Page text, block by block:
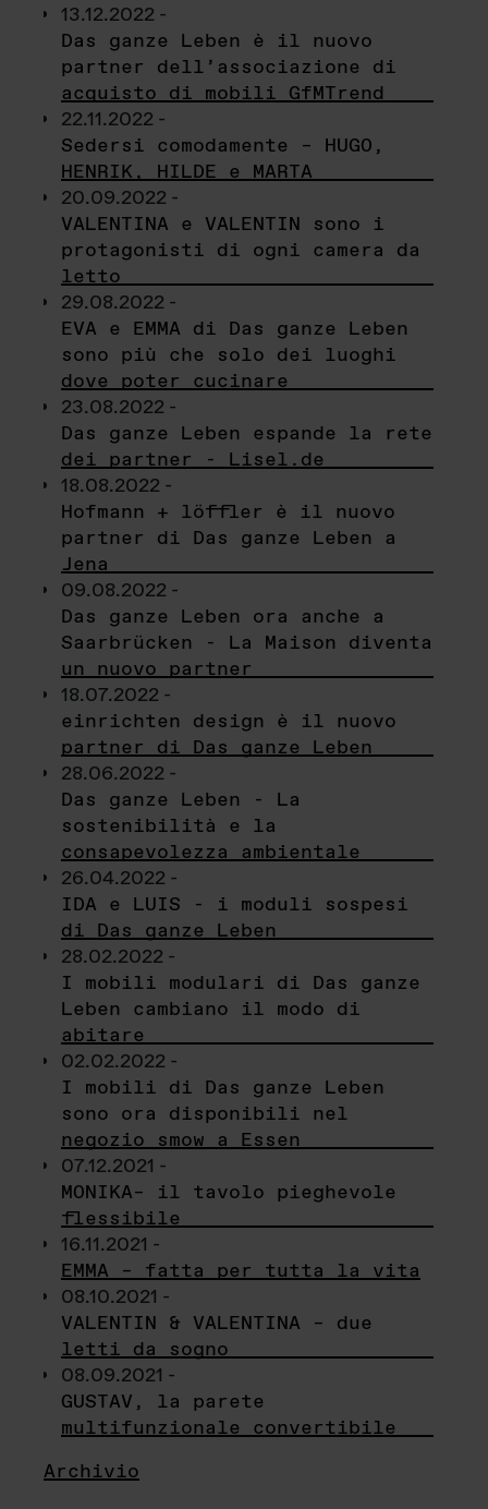
13.12.2022 -
Das ganze Leben è il nuovo
partner dell’associazione di
acquisto di mobili GfMTrend
22.11.2022 -
Sedersi comodamente – HUGO,
HENRIK, HILDE e MARTA
20.09.2022 -
VALENTINA e VALENTIN sono i
protagonisti di ogni camera da
letto
29.08.2022 -
EVA e EMMA di Das ganze Leben
sono più che solo dei luoghi
dove poter cucinare
23.08.2022 -
Das ganze Leben espande la rete
dei partner - Lisel.de
18.08.2022 -
Hofmann + löffler è il nuovo
partner di Das ganze Leben a
Jena
09.08.2022 -
Das ganze Leben ora anche a
Saarbrücken - La Maison diventa
un nuovo partner
18.07.2022 -
einrichten design è il nuovo
partner di Das ganze Leben
28.06.2022 -
Das ganze Leben - La
sostenibilità e la
consapevolezza ambientale
26.04.2022 -
IDA e LUIS - i moduli sospesi
di Das ganze Leben
28.02.2022 -
I mobili modulari di Das ganze
Leben cambiano il modo di
abitare
02.02.2022 -
I mobili di Das ganze Leben
sono ora disponibili nel
negozio smow a Essen
07.12.2021 -
MONIKA– il tavolo pieghevole
flessibile
16.11.2021 -
EMMA – fatta per tutta la vita
08.10.2021 -
VALENTIN & VALENTINA – due
letti da sogno
08.09.2021 -
GUSTAV, la parete
multifunzionale convertibile
Archivio